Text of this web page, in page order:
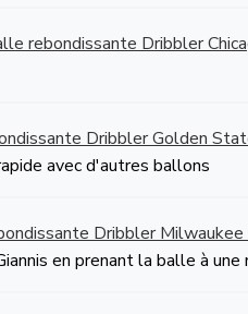
rebondissante Dribbler
Dribbler Golden
avec d'autres ballons
Dribbler Milwaukee
en prenant la balle à